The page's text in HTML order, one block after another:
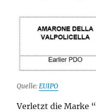
Quelle:EUIPO
Verletzt die Marke “